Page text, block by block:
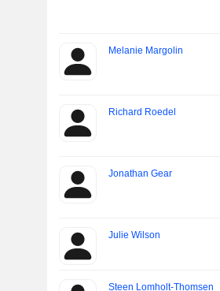
Melanie Margolin
Richard Roedel
Jonathan Gear
Julie Wilson
Steen Lomholt-Thomsen